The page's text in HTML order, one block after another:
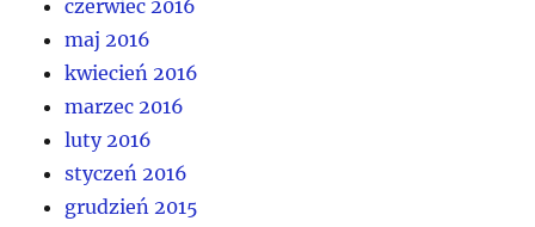
czerwiec 2016
maj 2016
kwiecień 2016
marzec 2016
luty 2016
styczeń 2016
grudzień 2015